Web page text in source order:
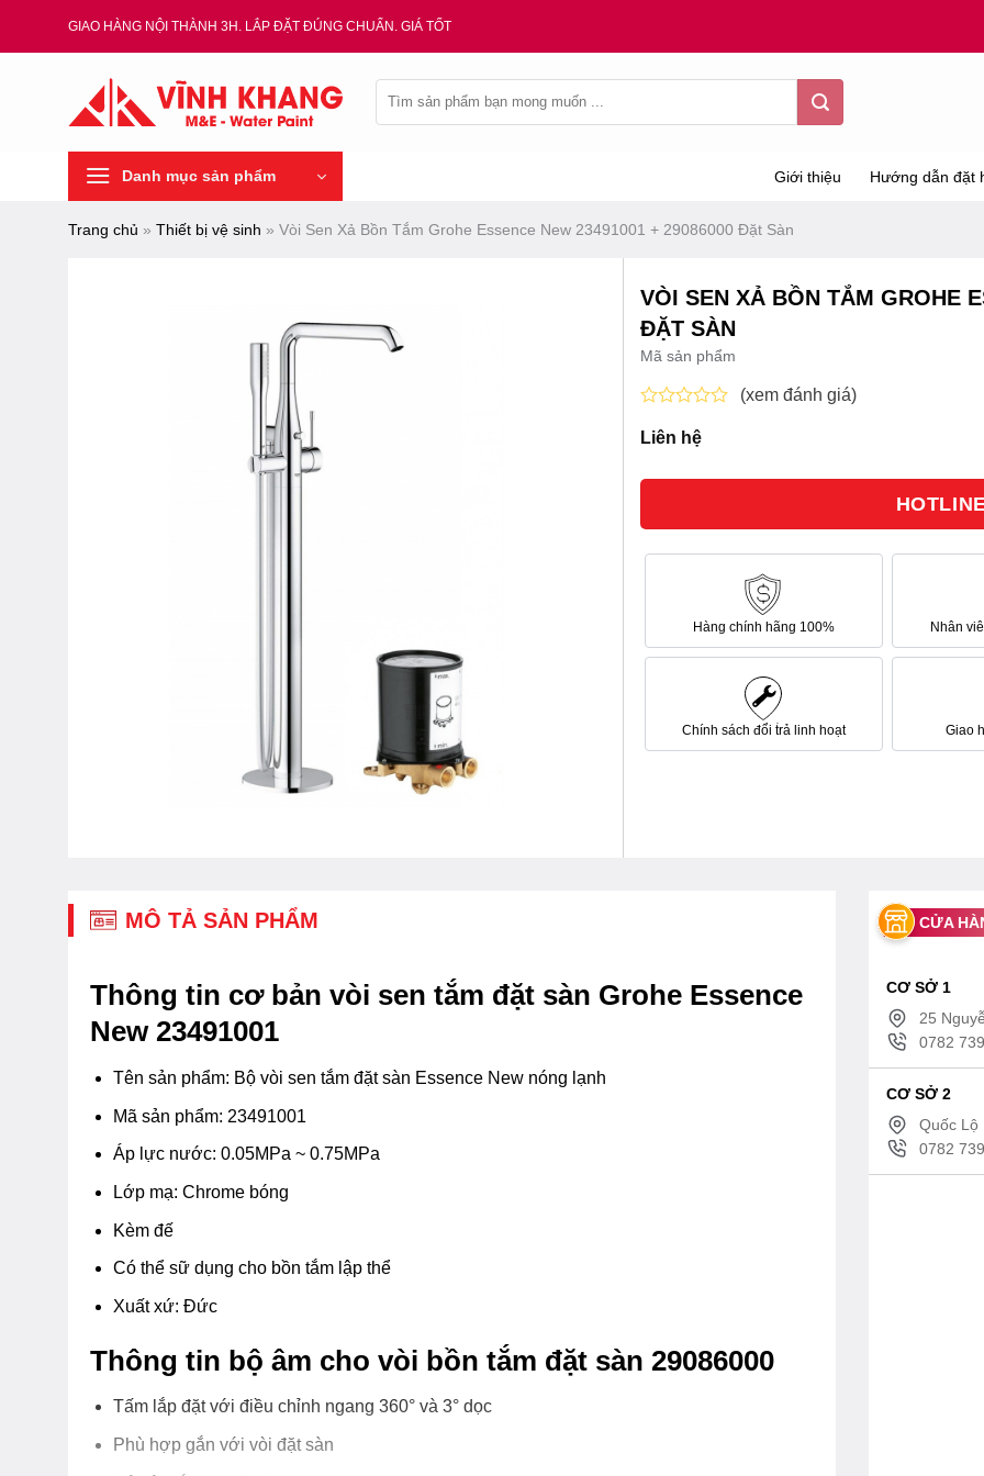
GIAO HÀNG NỘI THÀNH 3H. LẮP ĐẶT ĐÚNG CHUẨN. GIÁ TỐT
kiếm:
Danh mục sản phẩm Giới thiệu Hướng dẫn đặt
Trang chủ » Thiết bị vệ sinh » Vòi Sen Xả Bồn Tắm Grohe Essence New 23491001 + 29086000 Đặt Sàn
VÒI SEN XẢ BỒN TẮM GROHE
ĐẶT SÀN
Mã sản phẩm
xếp
(xem đánh giá)
Liên hệ
Hàng chính hãng 100% Nhân
Chính sách đổi trả linh hoạt Giao
MÔ TẢ SẢN PHẨM
Thông tin cơ bản vòi sen tắm đặt sàn Grohe Essence
New 23491001
Tên sản phẩm: Bộ vòi sen tắm đặt sàn Essence New nóng lạnh
Mã sản phẩm: 23491001
Áp lực nước: 0.05MPa ~ 0.75MPa
Lớp mạ: Chrome bóng
Kèm đế
Có thể sữ dụng cho bồn tắm lập thể
Xuất xứ: Đức
Thông tin bộ âm cho vòi bồn tắm đặt sàn 29086000
Tấm lắp đặt với điều chỉnh ngang 360° và 3° dọc
Phù hợp gắn với vòi đặt sàn
CỬA
CƠ SỞ 1
25
0782
CƠ SỞ 2
Quốc Lộ
0782